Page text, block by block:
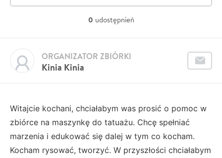
0 udostępnień
Kinia Kinia
ORGANIZATOR ZBIÓRKI
Witajcie kochani, chciałabym was prosić o pomoc w
zbiórce na maszynkę do tatuażu. Chcę spełniać
marzenia i edukować się dalej w tym co kocham.
Kocham rysować, tworzyć. W przyszłości chciałabym